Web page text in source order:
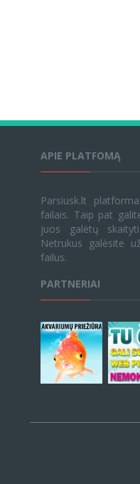
APIE PLATFOMĄ
Parsiusk.lt
failais. Taip pat
juos galėtų
Netrukus galėsite
failus.
PARTNERIAI